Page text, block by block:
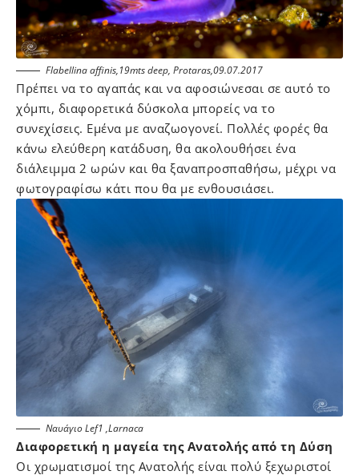
Flabellina affinis,19mts deep, Protaras,09.07.2017
Πρέπει να το αγαπάς και να αφοσιώνεσαι σε αυτό το
χόμπι, διαφορετικά δύσκολα μπορείς να το
συνεχίσεις. Εμένα με αναζωογονεί. Πολλές φορές θα
κάνω ελεύθερη κατάδυση, θα ακολουθήσει ένα
διάλειμμα 2 ωρών και θα ξαναπροσπαθήσω, μέχρι να
φωτογραφίσω κάτι που θα με ενθουσιάσει.
Ναυάγιο Lef1 ,Larnaca
Διαφορετική η μαγεία της Ανατολής από τη Δύση
Οι χρωματισμοί της Ανατολής είναι πολύ ξεχωριστοί